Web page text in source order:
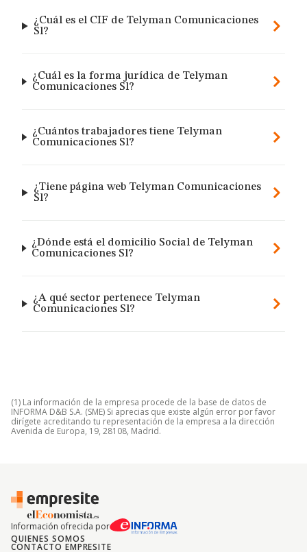
¿Cuál es el CIF de Telyman Comunicaciones
Sl?
¿Cuál es la forma jurídica de Telyman
Comunicaciones Sl?
¿Cuántos trabajadores tiene Telyman
Comunicaciones Sl?
¿Tiene página web Telyman Comunicaciones
Sl?
¿Dónde está el domicilio Social de Telyman
Comunicaciones Sl?
¿A qué sector pertenece Telyman
Comunicaciones Sl?
(1) La información de la empresa procede de la base de datos de
INFORMA D&B S.A. (SME) Si aprecias que existe algún error por favor
dirígete acreditando tu representación de la empresa a la dirección
Avenida de Europa, 19, 28108, Madrid.
Información ofrecida por
QUIENES SOMOS
CONTACTO EMPRESITE